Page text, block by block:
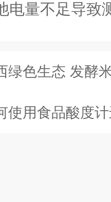
电量不足导致
绿色生态 发酵米
使用食品酸度